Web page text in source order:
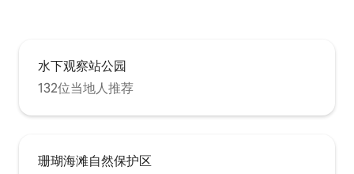
水下观察站公园
132位当地人推荐
珊瑚海滩自然保护区